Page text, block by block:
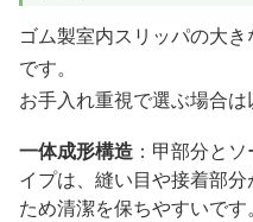
ゴム製室内スリッパの大
です。
お手入れ重視で選ぶ場合は
一体成形構造 ：甲部分と
イプは、縫い目や接着部
ため清潔を保ちやすいです。